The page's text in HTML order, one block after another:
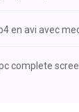
en avi avec
complete